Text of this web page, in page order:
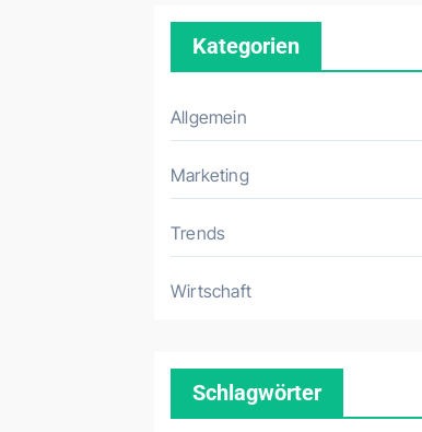
Kategorien
Allgemein
Marketing
Trends
Wirtschaft
Schlagwörter